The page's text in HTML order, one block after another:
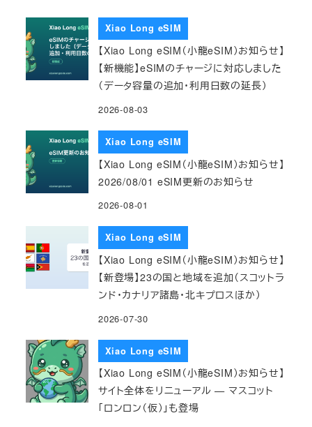
Xiao Long eSIM
【Xiao Long eSIM（小龍eSIM）お知らせ】
【新機能】eSIMのチャージに対応しました
（データ容量の追加・利用日数の延長）
2026-08-03
Xiao Long eSIM
【Xiao Long eSIM（小龍eSIM）お知らせ】
2026/08/01 eSIM更新のお知らせ
2026-08-01
Xiao Long eSIM
【Xiao Long eSIM（小龍eSIM）お知らせ】
【新登場】23の国と地域を追加（スコットラ
ンド・カナリア諸島・北キプロスほか）
2026-07-30
Xiao Long eSIM
【Xiao Long eSIM（小龍eSIM）お知らせ】
サイト全体をリニューアル — マスコット
「ロンロン（仮）」も登場